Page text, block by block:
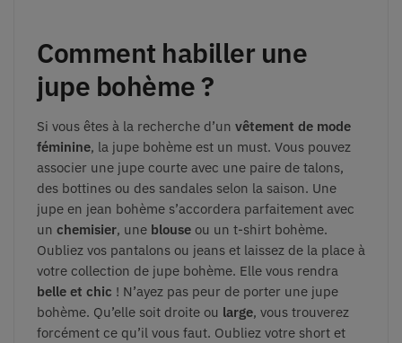
Comment habiller une
jupe bohème ?
Si vous êtes à la recherche d’un vêtement de mode
féminine, la jupe bohème est un must. Vous pouvez
associer une jupe courte avec une paire de talons,
des bottines ou des sandales selon la saison. Une
jupe en jean bohème s’accordera parfaitement avec
un chemisier, une blouse ou un t-shirt bohème.
Oubliez vos pantalons ou jeans et laissez de la place à
votre collection de jupe bohème. Elle vous rendra
belle et chic ! N’ayez pas peur de porter une jupe
bohème. Qu’elle soit droite ou large, vous trouverez
forcément ce qu’il vous faut. Oubliez votre short et